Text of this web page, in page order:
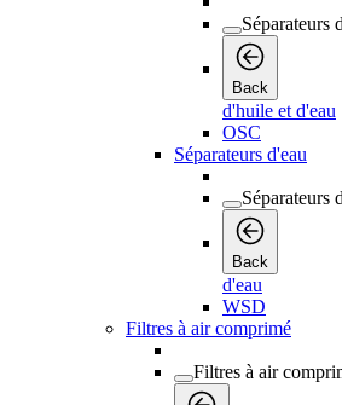
Séparateurs
Back
d'huile et d'eau
OSC
Séparateurs d'eau
Séparateurs
Back
d'eau
WSD
Filtres à air comprimé
Filtres à air